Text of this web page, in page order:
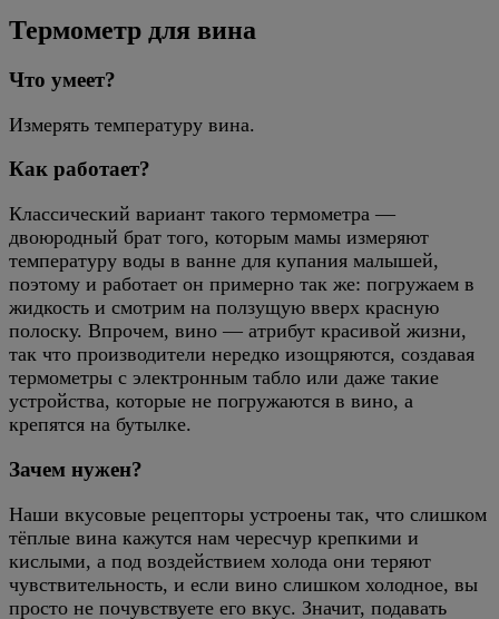
Термометр для вина
Что умеет?
Измерять температуру вина.
Как работает?
Классический вариант такого термометра —
двоюродный брат того, которым мамы измеряют
температуру воды в ванне для купания малышей,
поэтому и работает он примерно так же: погружаем в
жидкость и смотрим на ползущую вверх красную
полоску. Впрочем, вино — атрибут красивой жизни,
так что производители нередко изощряются, создавая
термометры с электронным табло или даже такие
устройства, которые не погружаются в вино, а
крепятся на бутылке.
Зачем нужен?
Наши вкусовые рецепторы устроены так, что слишком
тёплые вина кажутся нам чересчур крепкими и
кислыми, а под воздействием холода они теряют
чувствительность, и если вино слишком холодное, вы
просто не почувствуете его вкус. Значит, подавать